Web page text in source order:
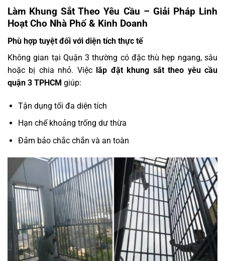
Làm Khung Sắt Theo Yêu Cầu – Giải Pháp Linh
Hoạt Cho Nhà Phố & Kinh Doanh
Phù hợp tuyệt đối với diện tích thực tế
Không gian tại Quận 3 thường có đặc thù hẹp ngang, sâu
hoặc bị chia nhỏ. Việc lắp đặt khung sắt theo yêu cầu
quận 3 TPHCM giúp:
Tận dụng tối đa diện tích
Hạn chế khoảng trống dư thừa
Đảm bảo chắc chắn và an toàn